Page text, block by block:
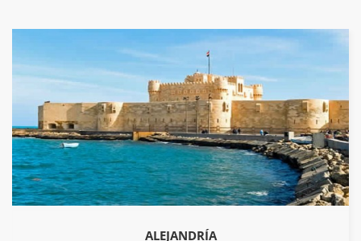
ALEJANDRÍA